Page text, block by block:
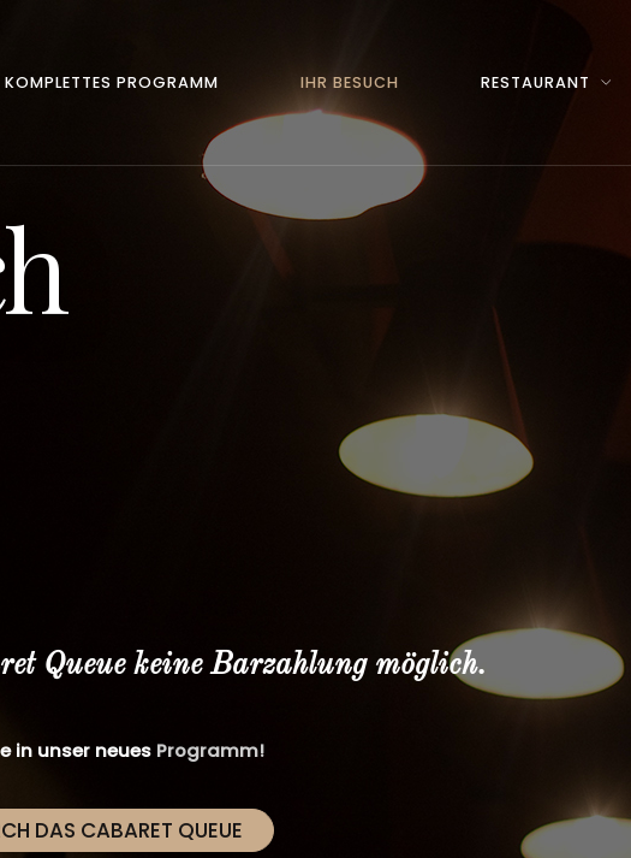
KOMPLETTES PROGRAMM IHR BESUCH RESTAURANT
Queue keine Barzahlung möglich.
in unser neues Programm!
DAS CABARET QUEUE